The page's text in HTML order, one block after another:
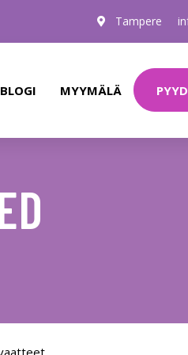
Tampere
BLOGI MYYMÄLÄ